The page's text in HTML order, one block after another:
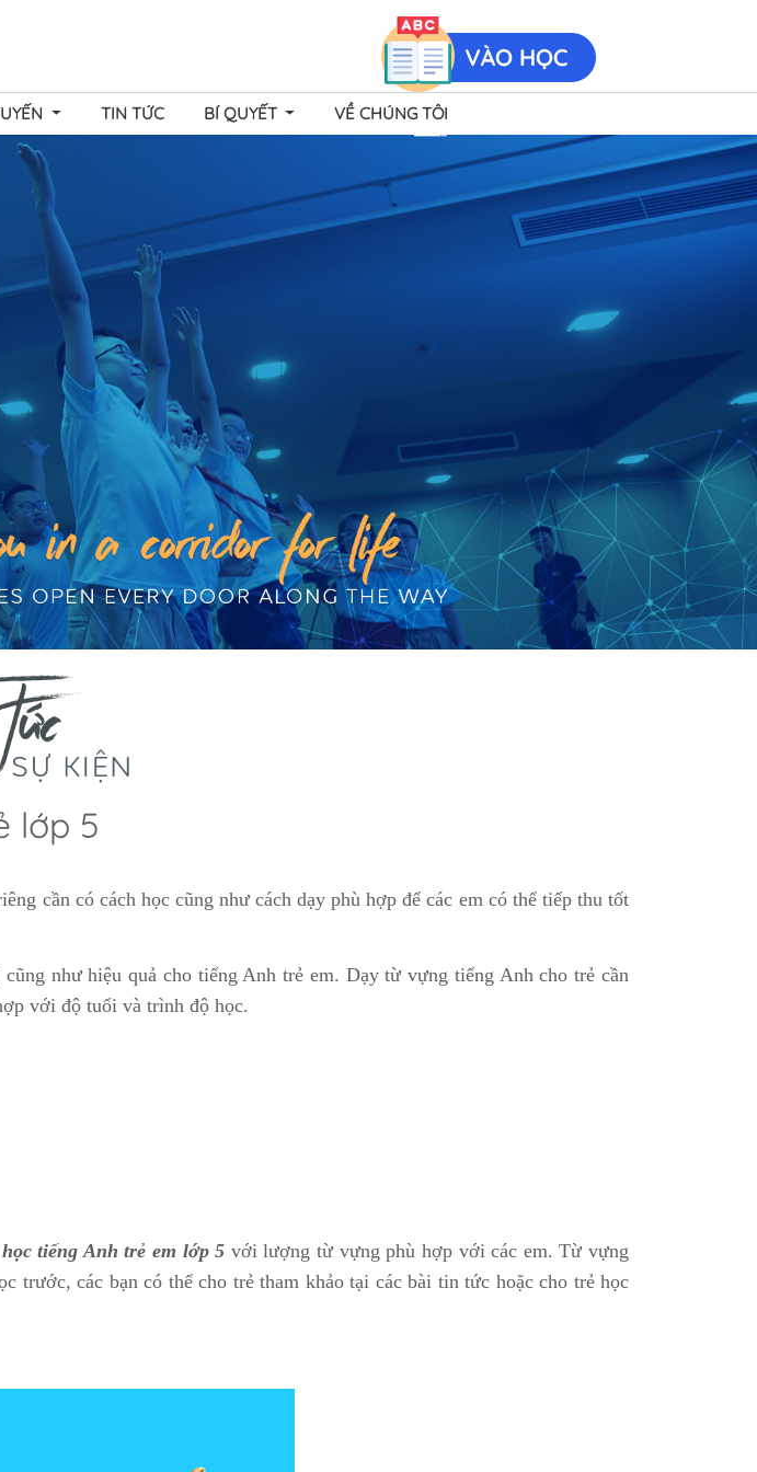
TIN TỨC BÍ QUYẾT VỀ CHÚNG TÔI
lớp 5
cần có cách học cũng như cách dạy phù hợp để các em có thể tiếp thu tốt
như hiệu quả cho tiếng Anh trẻ em. Dạy từ vựng tiếng Anh cho trẻ cần
với độ tuổi và trình độ học.
học tiếng Anh trẻ em lớp 5 với lượng từ vựng phù hợp với các em. Từ vựng
các bạn có thể cho trẻ tham khảo tại các bài tin tức hoặc cho trẻ học